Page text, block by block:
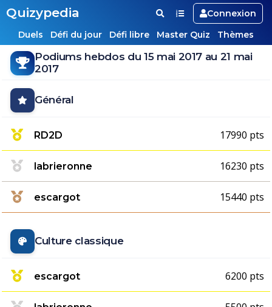
Quizypedia
Connexion
Duels
Défi du jour Défi libre Master Quiz Thèmes
Podiums hebdos du 15 mai 2017 au 21 mai
2017
Général
RD2D 17990 pts
labrieronne 16230 pts
escargot 15440 pts
Culture classique
escargot 6200 pts